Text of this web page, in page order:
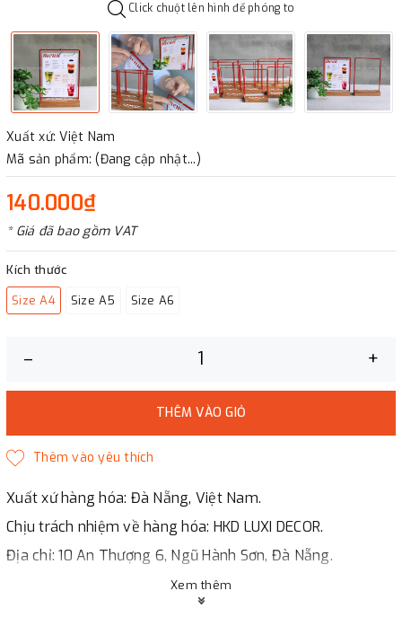
Click chuột lên hình để phóng to
Xuất xứ: Việt Nam
Mã sản phẩm: (Đang cập nhật...)
140.000₫
* Giá đã bao gồm VAT
Kích thước
Size A4
Size A5 Size A6
– +
THÊM VÀO GIỎ
Xuất xứ hàng hóa: Đà Nẵng, Việt Nam.
Chịu trách nhiệm về hàng hóa: HKD LUXI DECOR.
Địa chỉ: 10 An Thượng 6, Ngũ Hành Sơn, Đà Nẵng.
Xem thêm